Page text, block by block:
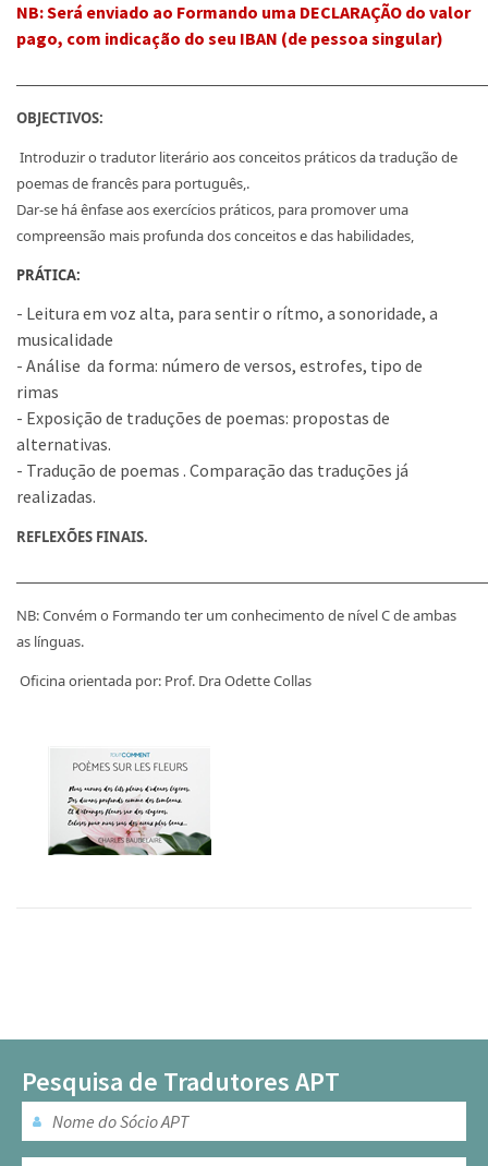
NB: Será enviado ao Formando uma DECLARAÇÃO do valor
pago, com indicação do seu IBAN (de pessoa singular)
OBJECTIVOS:
Introduzir o tradutor literário aos conceitos práticos da tradução de
poemas de francês para português,.
Dar-se há ênfase aos exercícios práticos, para promover uma
compreensão mais profunda dos conceitos e das habilidades,
PRÁTICA:
- Leitura em voz alta, para sentir o rítmo, a sonoridade, a
musicalidade
- Análise da forma: número de versos, estrofes, tipo de
rimas
- Exposição de traduções de poemas: propostas de
alternativas.
- Tradução de poemas . Comparação das traduções já
realizadas.
REFLEXÕES FINAIS.
NB: Convém o Formando ter um conhecimento de nível C de ambas
as línguas.
Oficina orientada por: Prof. Dra Odette Collas
Pesquisa de Tradutores APT